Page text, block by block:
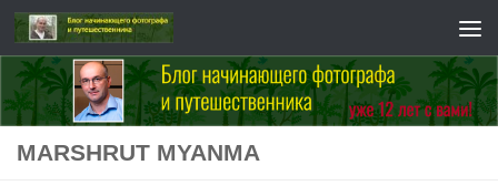
Перейти к содержимому
MARSHRUT MYANMA